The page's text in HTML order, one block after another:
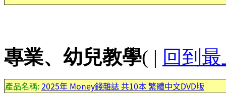
專業、幼兒教學( | 回到
產品名稱:2025年 Money錢雜誌 共10本 繁體中文DVD版